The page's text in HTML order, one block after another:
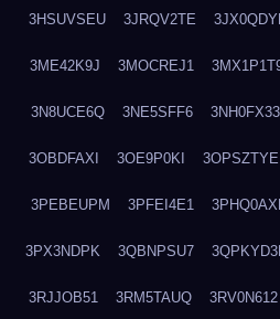
3HSUVSEU 3JRQV2TE
3ME42K9J 3MOCREJ1
3N8UCE6Q 3NE5SFF6 3NH0FX33
3OBDFAXI 3OE9P0KI 3OPSZTYE
3PEBEUPM 3PFEI4E1 3PHQ0AXL
3PX3NDPK 3QBNPSU7
3RJJOB51 3RM5TAUQ 3RV0N612